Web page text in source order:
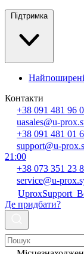
Підтримка
Контакти
+38 091 481 96
uasales@u-
+38 091 481 01
support@u-
21:00
+38 073 351 23
service@u-
Де придбати?